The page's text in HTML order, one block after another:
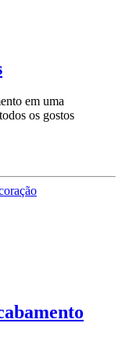
em uma
os gostos